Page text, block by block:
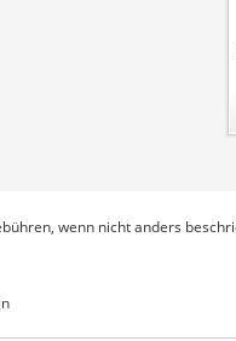
wenn nicht anders